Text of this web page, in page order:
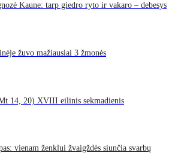
Kaune: tarp giedro ryto ir vakaro – debesys
žuvo mažiausiai 3 žmonės
14, 20) XVIII eilinis sekmadienis
vienam ženklui žvaigždės siunčia svarbų